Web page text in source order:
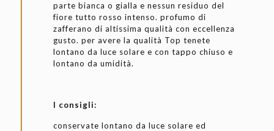
parte bianca o gialla e nessun residuo del
fiore tutto rosso intenso. profumo di
zafferano di altissima qualità con eccellenza
gusto. per avere la qualità Top tenete
lontano da luce solare e con tappo chiuso e
lontano da umidità.
I consigli:
conservate lontano da luce solare ed